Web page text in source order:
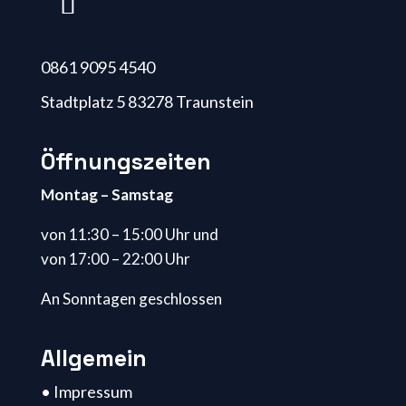
0861 9095 4540
Stadtplatz 5 83278 Traunstein
Öffnungszeiten
Montag – Samstag
von 11:30 – 15:00 Uhr und
von 17:00 – 22:00 Uhr
An Sonntagen geschlossen
Allgemein
• Impressum